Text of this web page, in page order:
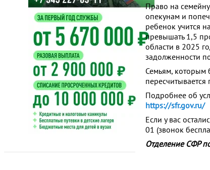
Право на
опекунам и
ребенок учится
превышать 1,5
области в 2025
задолженности
Семьям, которым
Подробнее об
https://sfr.gov.ru/
Если у вас
01 (звонок
Отделение СФР